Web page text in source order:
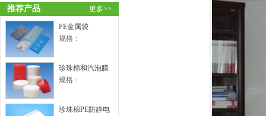
更多>>
推荐产品
PE金属袋
规格：
珍珠棉和汽泡膜
规格：
珍珠棉PE防静电